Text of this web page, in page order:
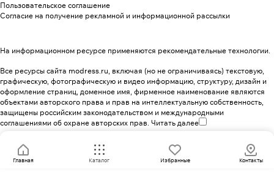
Пользовательское соглашение
Согласие на получение рекламной и информационной рассылки
На информационном ресурсе применяются рекомендательные технологии.
Все ресурсы сайта modress.ru, включая (но не ограничиваясь) текстовую,
графическую, фотографическую и видео информацию, структуру, дизайн и
оформление страниц, доменное имя, фирменное наименование являются
объектами авторского права и прав на интеллектуальную собственность,
защищены российским законодательством и международными
соглашениями об охране авторских прав. Читать далее
Главная Каталог Избранные Контакты